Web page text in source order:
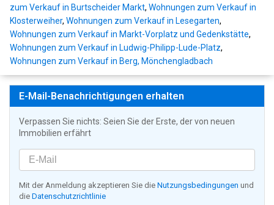
zum Verkauf in Burtscheider Markt, Wohnungen zum Verkauf in
Klosterweiher, Wohnungen zum Verkauf in Lesegarten,
Wohnungen zum Verkauf in Markt-Vorplatz und Gedenkstätte,
Wohnungen zum Verkauf in Ludwig-Philipp-Lude-Platz,
Wohnungen zum Verkauf in Berg, Mönchengladbach
E-Mail-Benachrichtigungen erhalten
Verpassen Sie nichts: Seien Sie der Erste, der von neuen
Immobilien erfährt
Mit der Anmeldung akzeptieren Sie die Nutzungsbedingungen und
die Datenschutzrichtlinie